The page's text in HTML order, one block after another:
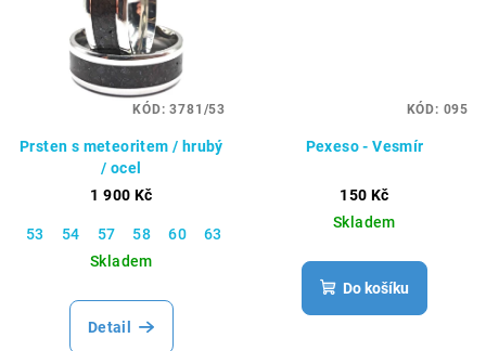
Prsten s meteoritem / hrubý
/ ocel
1 900 Kč
53 54 57 58 60 63
Skladem
Detail
KÓD:3781/53
Pexeso - Vesmír
150 Kč
Skladem
Do košíku
KÓD: 095